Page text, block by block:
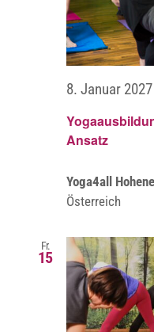
Ansatz
8. Januar 2027
Yoga4all
Österreich
Fr.
15